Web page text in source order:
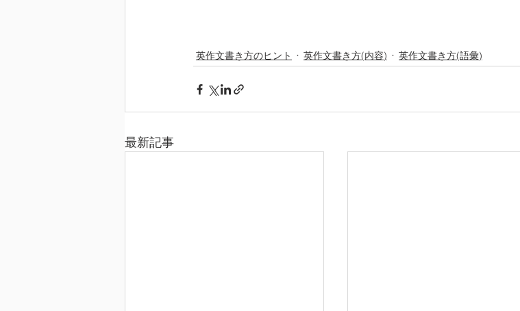
英作文書き方のヒント 英作文書き方(内容) 英作文書き方(語彙)
最新記事